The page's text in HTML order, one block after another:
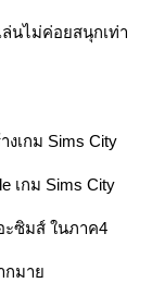
นไม่ค่อยสนุกเท่า
เกม Sims City
เกม Sims City
ะซิมส์ ในภาค4
กมา